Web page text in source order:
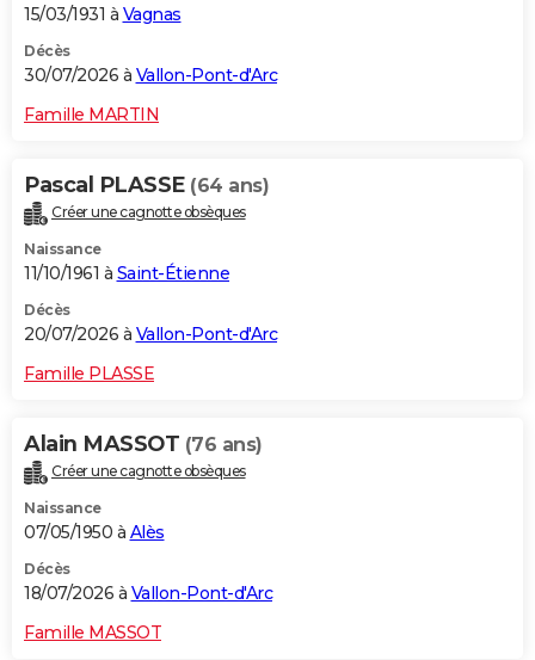
GUIDES D'ACHAT
BONS PLANS
CARTE DE VOEUX
Dictionnaire
Biographies
Citations
Expressions
Proverbes
PROGRAMME TV
COPAINS D'AVANT
S'inscrire
Se connecter
Lycées
Collèges
Primaires
Universités
Entreprises
Service militaire
Avis de recherche
AVIS DE DÉCÈS
15/03/1931 à Vagnas
Décès
30/07/2026 à Vallon-Pont-d'Arc
Famille MARTIN
Pascal PLASSE (64 ans)
Créer une cagnotte obsèques
Naissance
11/10/1961 à Saint-Étienne
Décès
20/07/2026 à Vallon-Pont-d'Arc
Famille PLASSE
Alain MASSOT (76 ans)
Créer une cagnotte obsèques
Naissance
07/05/1950 à Alès
Décès
18/07/2026 à Vallon-Pont-d'Arc
Famille MASSOT